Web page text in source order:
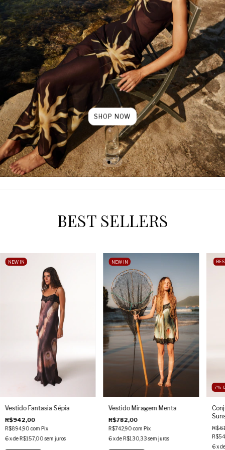
SHOP NOW
BEST SELLERS
NEW IN
Vestido Fantasia Sépia
R$942,00
R$894,90com Pix
6x de R$157,00 sem juros
NEW IN
Vestido Miragem Menta
R$782,00
R$742,90com Pix
6x de R$130,33 sem juros
7%
6 x